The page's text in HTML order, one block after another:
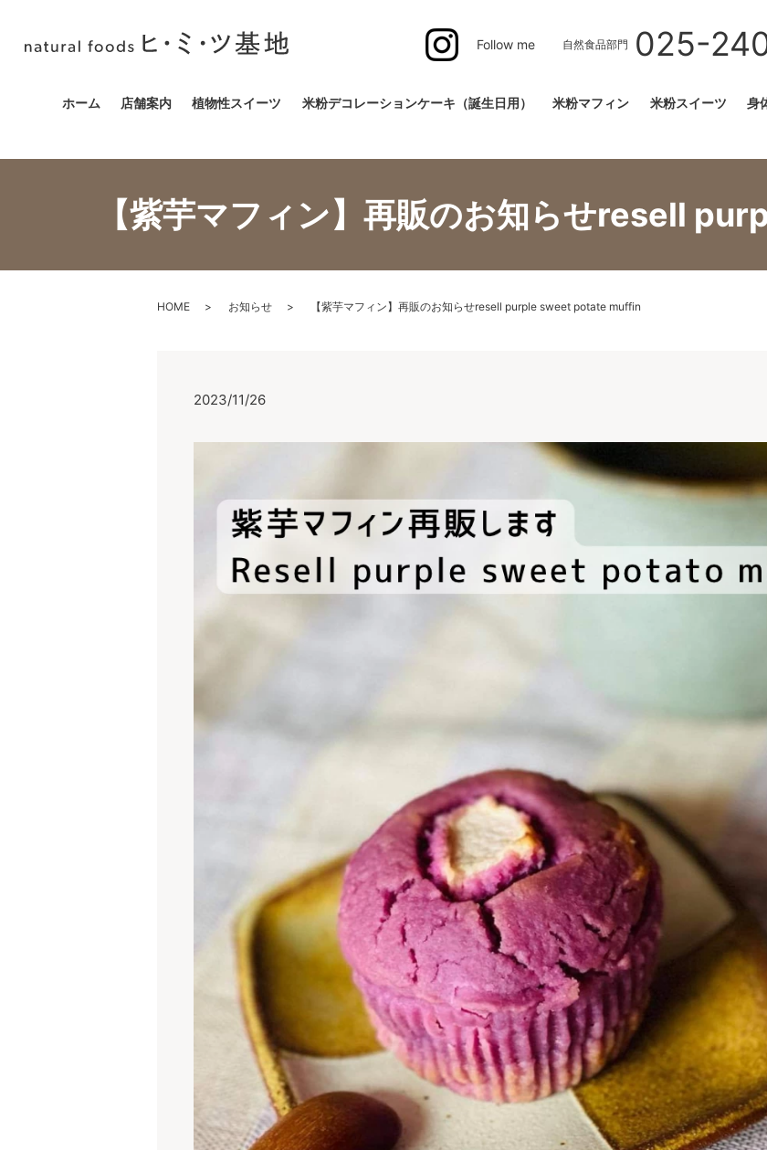
Follow me 自然食品部門 025-
ホーム 店舗案内 植物性スイーツ 米粉デコレーションケーキ（誕生日用） 米粉マフィン 米粉スイーツ 身
【紫芋マフィン】再販のお知らせresell
HOME お知らせ 【紫芋マフィン】再販のお知らせresell purple sweet potate muffin
2023/11/26